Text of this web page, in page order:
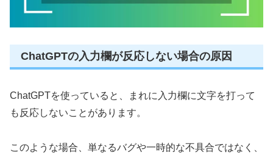
ChatGPTの入力欄が反応しない場合の原因
ChatGPTを使っていると、まれに入力欄に文字を打って
も反応しないことがあります。
このような場合、単なるバグや一時的な不具合ではなく、